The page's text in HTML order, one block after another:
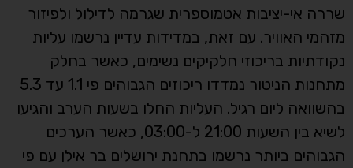
שררה אי-יציבות אטמוספרית שגרמה לדילול ולפיזור
מזהמי האוויר. עם זאת, במדידות עדיין נרשמו עליות
נקודתיות בריכוזי חלקיקים נשימים, כאשר בחלק
מתחנות הניטור נמדדו ריכוזים הגבוהים פי 1.1 עד 5.3
בהשוואה ליום רגיל. העליות החלו בשעות הערב והגיעו
לשיא בין השעות 21:00 ל-03:00, כאשר הערכים
הגבוהים ביותר נרשמו בתחנת ירושלים בר אילן עם פי